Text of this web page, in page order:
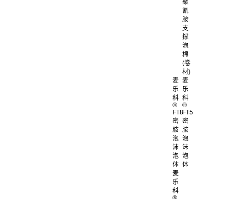
聚
氰
胺
支
撑
泡
棉
(卷
材)
麦
乐
科
®
FT8
密
胺
泡
沫
泡
体
麦
乐
科
®
FT5
密
胺
泡
沫
泡
体
麦
乐
科